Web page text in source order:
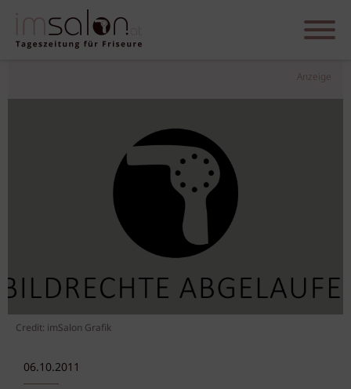
Anzeige
Credit: imSalon Grafik
06.10.2011